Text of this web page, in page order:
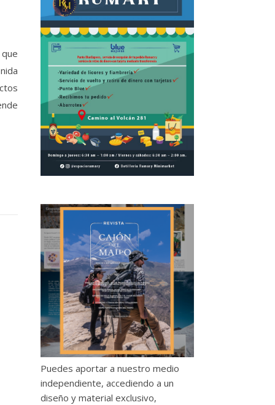
Puedes aportar a nuestro medio
independiente, accediendo a un
diseño y material exclusivo,